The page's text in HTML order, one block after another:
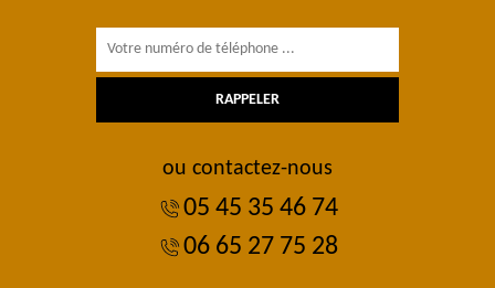
ou contactez-nous
05 45 35 46 74
06 65 27 75 28